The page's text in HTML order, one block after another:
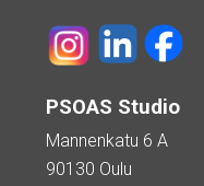
PSOAS Studio
Mannenkatu 6 A
90130 Oulu